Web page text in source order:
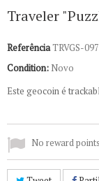
Traveler
ReferênciaTRVGS-
Condition: Novo
Este geocoin é
No reward